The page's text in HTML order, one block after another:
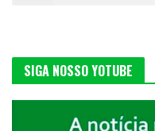
SIGA NOSSO YOTUBE